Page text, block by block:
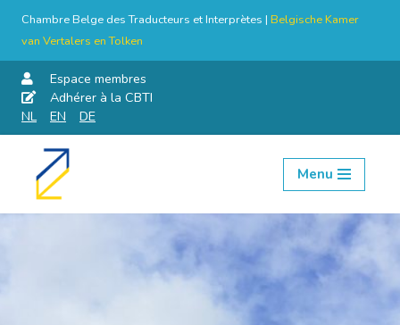
Chambre Belge des Traducteurs et Interprètes | Belgische Kamer
van Vertalers en Tolken
Espace membres
Adhérer à la CBTI
NL
EN DE
Aller
Menu